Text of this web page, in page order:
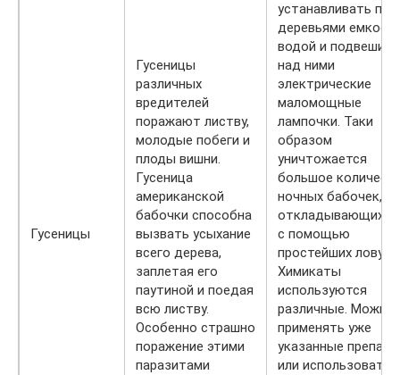
Гусеницы
Гусеницы
различных
вредителей
поражают листву,
молодые побеги и
плоды вишни.
Гусеница
американской
бабочки способна
вызвать усыхание
всего дерева,
заплетая его
паутиной и поедая
всю листву.
Особенно страшно
поражение этими
паразитами
устанавливать под
деревьями
водой и
над ними
электрические
маломощные
лампочки. Таки
образом
уничтожается
большое
ночных бабочек,
откладывающих
с помощью
простейших
Химикаты
используются
различные. Можно
применять уже
указанные
или использовать